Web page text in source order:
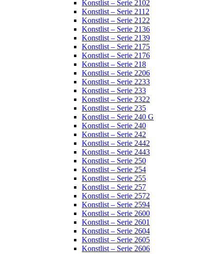
Konstlist – Serie 2102
Konstlist – Serie 2112
Konstlist – Serie 2122
Konstlist – Serie 2136
Konstlist – Serie 2139
Konstlist – Serie 2175
Konstlist – Serie 2176
Konstlist – Serie 218
Konstlist – Serie 2206
Konstlist – Serie 2233
Konstlist – Serie 233
Konstlist – Serie 2322
Konstlist – Serie 235
Konstlist – Serie 240 G
Konstlist – Serie 240
Konstlist – Serie 242
Konstlist – Serie 2442
Konstlist – Serie 2443
Konstlist – Serie 250
Konstlist – Serie 254
Konstlist – Serie 255
Konstlist – Serie 257
Konstlist – Serie 2572
Konstlist – Serie 2594
Konstlist – Serie 2600
Konstlist – Serie 2601
Konstlist – Serie 2604
Konstlist – Serie 2605
Konstlist – Serie 2606